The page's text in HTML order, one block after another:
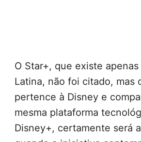
O Star+, que existe
Latina, não foi citado, mas
pertence à Disney e
mesma plataforma
Disney+, certamente será